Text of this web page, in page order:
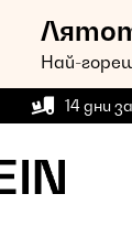
Най-
14 дни